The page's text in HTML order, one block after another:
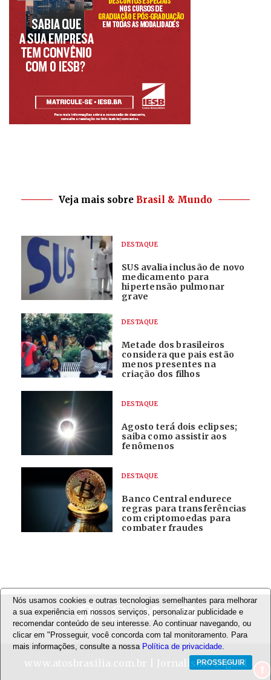
Veja mais sobre Brasil & Mundo
DESTAQUE
SUS avalia inclusão de novo
medicamento para
hipertensão pulmonar
grave
DESTAQUE
Metade dos brasileiros
considera que pais estão
menos presentes na
criação dos filhos
DESTAQUE
Agosto terá dois eclipses;
saiba como assistir aos
fenômenos
DESTAQUE
Banco Central endurece
regras para transferências
com criptomoedas para
combater fraudes
www.atosbrasilia.com.br | Jornalismo Digital
Nós usamos cookies e outras tecnologias semelhantes para melhorar
a sua experiência em nossos serviços, personalizar publicidade e
recomendar conteúdo de seu interesse. Ao continuar navegando, ou
clicar em "Prosseguir, você concorda com tal monitoramento. Para
mais informações, consulte a nossa Política de privacidade.
PROSSEGUIR